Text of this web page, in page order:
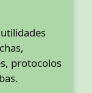
protocolos